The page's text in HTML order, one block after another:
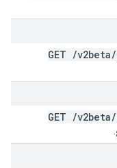
GET /v2beta/
GET /v2beta/